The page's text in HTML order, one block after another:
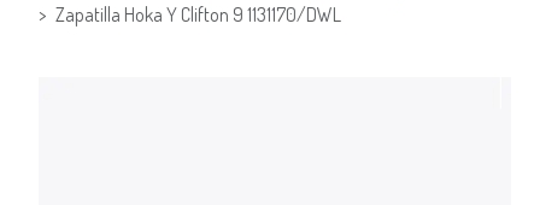
Zapatilla Hoka Y Clifton 9 1131170/DWL